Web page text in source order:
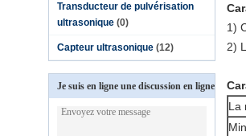
Transducteur de pulvérisation
ultrasonique (0)
Capteur ultrasonique (12)
Je suis en ligne une discussion en ligne
1)
2)
La